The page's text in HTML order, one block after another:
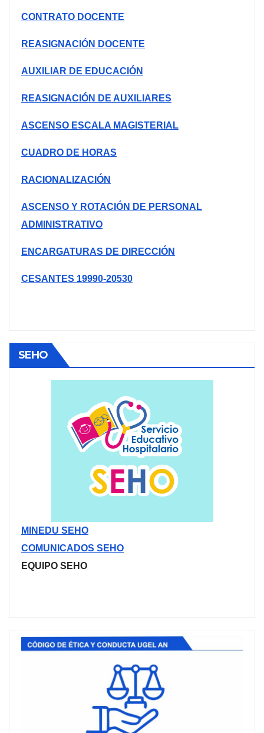
CONTRATO DOCENTE
REASIGNACIÓN DOCENTE
AUXILIAR DE EDUCACIÓN
REASIGNACIÓN DE AUXILIARES
ASCENSO ESCALA MAGISTERIAL
CUADRO DE HORAS
RACIONALIZACIÓN
ASCENSO Y ROTACIÓN DE PERSONAL
ADMINISTRATIVO
ENCARGATURAS DE DIRECCIÓN
CESANTES 19990-20530
SEHO
MINEDU SEHO
COMUNICADOS SEHO
EQUIPO SEHO